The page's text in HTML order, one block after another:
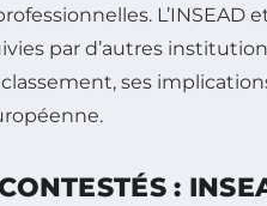
L’INSEAD
par d’autres
ses
: